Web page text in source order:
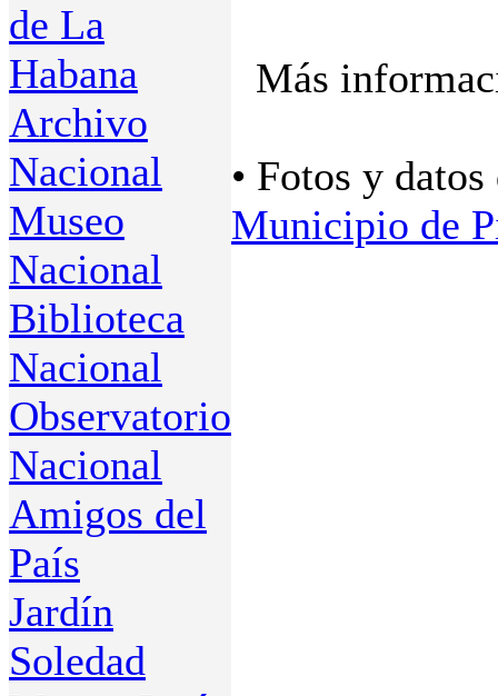
de La
Habana
Archivo
Nacional
Museo
Nacional
Biblioteca
Nacional
Observatorio
Nacional
Amigos del
País
Jardín
Soledad
Más
• Fotos y
Municipio de